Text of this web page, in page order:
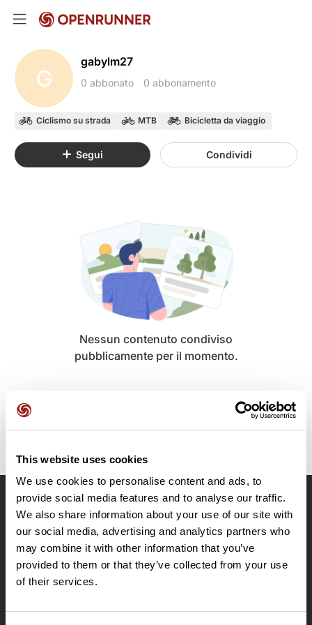
This website uses cookies
We use cookies to personalise content and ads, to
provide social media features and to analyse our traffic.
We also share information about your use of our site with
our social media, advertising and analytics partners who
may combine it with other information that you’ve
provided to them or that they’ve collected from your use
of their services.
G
gabylm27
0 abbonato 0 abbonamento
Ciclismo su strada MTB Bicicletta da viaggio
Segui Condividi
Nessun contenuto condiviso
pubblicamente per il momento.
OpenRunner
Team
Lavora con noi
Riguardo a
Contatti